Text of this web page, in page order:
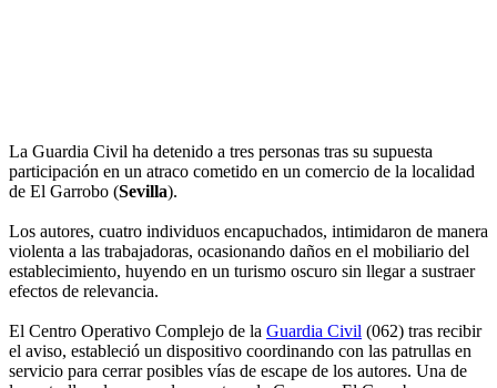
La Guardia Civil ha detenido a tres personas tras su supuesta
participación en un atraco cometido en un comercio de la localidad
de El Garrobo (Sevilla).
Los autores, cuatro individuos encapuchados, intimidaron de manera
violenta a las trabajadoras, ocasionando daños en el mobiliario del
establecimiento, huyendo en un turismo oscuro sin llegar a sustraer
efectos de relevancia.
El Centro Operativo Complejo de la Guardia Civil (062) tras recibir
el aviso, estableció un dispositivo coordinando con las patrullas en
servicio para cerrar posibles vías de escape de los autores. Una de